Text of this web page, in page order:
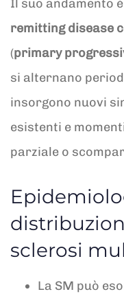
Il suo andamento
remitting disease
(primary
si alternano
insorgono nuovi
esistenti e
parziale o
sclerosi
La SM può